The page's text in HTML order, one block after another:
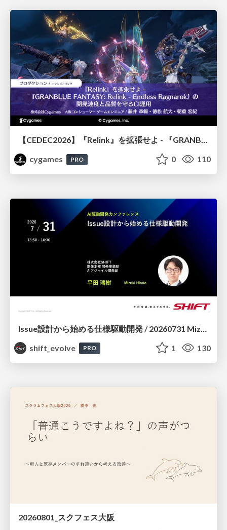
【CEDEC2026】『Relink』を拡張せよ - 『GRANBLUE FANTASY: Relink - Endless Ragnarok』の開発速度と品質を守るCI運用
cygames
PRO 0 110
shift_evolve
PRO 1 130
20260801_スクフェス大阪